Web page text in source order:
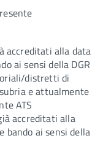
accreditati alla data
ai sensi della DGR
distretti di
e attualmente
ATS
accreditati alla
bando ai sensi della